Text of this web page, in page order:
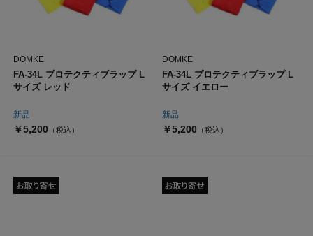
新品
DOMKE
FA-34L プロテクティブラップ L
サイズ レッド
￥5,200 （税込）
新品
DOMKE
FA-34L プロテクティブラップ L
サイズ イエロー
￥5,200 （税込）